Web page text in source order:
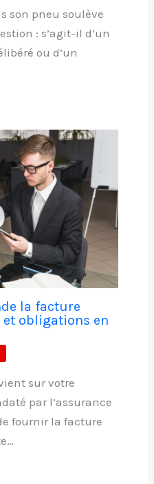
son pneu soulève
: s’agit-il d’un
ou d’un
la facture
et obligations en
sur votre
par l’assurance
fournir la facture